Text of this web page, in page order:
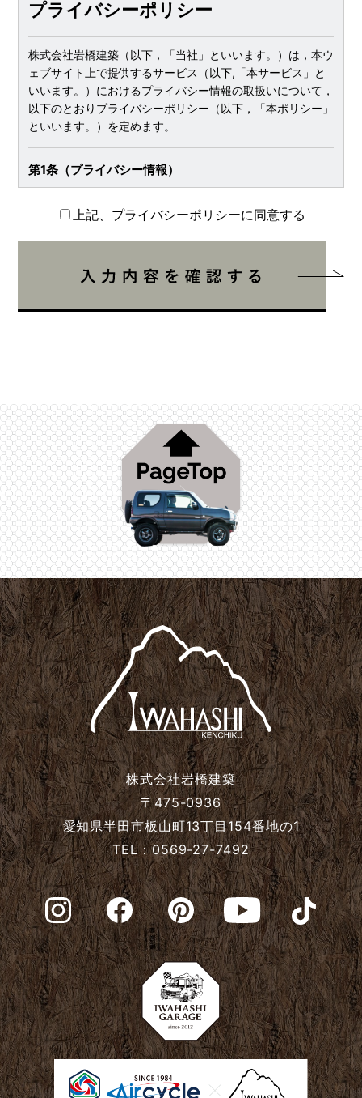
プライバシーポリシー
株式会社岩橋建築（以下，「当社」といいます。）は，本ウ
ェブサイト上で提供するサービス（以下,「本サービス」と
いいます。）におけるプライバシー情報の取扱いについて，
以下のとおりプライバシーポリシー（以下，「本ポリシー」
といいます。）を定めます。
第1条（プライバシー情報）
プライバシー情報のうち「個人情報」とは，個人情報保護法
にいう「個人情報」を指すものとし，生存する個人に関する
情報であって，当該情報に含まれる氏名，生年月日，住所，
きる情報を指します。
上記に定める「個人情報」以外のものをいい，ご利用いただ
報，端末の個体識別情報などを指します。
第２条（プライバシー情報の収集方法）
当社は，ユーザーが利用登録をする際に氏名，生年月日，住
所，電話番号，メールアドレス，銀行口座番号，クレジット
カード番号，運転免許証番号などの個人情報をお尋ねするこ
とがあります。また，ユーザーと提携先などとの間でなされ
たユーザーの個人情報を含む取引記録や，決済に関する情報
を当社の提携先（情報提供元，広告主，広告配信先などを含
みます。以下，｢提携先｣といいます。）などから収集するこ
とがあります。
当社は，ユーザーについて，利用したサービスやソフトウエ
ア，購入した商品，閲覧したページや広告の履歴，検索した
検索キーワード，利用日時，利用方法，利用環境（携帯端末
を通じてご利用の場合の当該端末の通信状態，利用に際して
の各種設定情報なども含みます），IPアドレス，クッキー情
報，位置情報，端末の個体識別情報などの履歴情報および特
性情報を，ユーザーが当社や提携先のサービスを利用しまた
はページを閲覧する際に収集します。
第３条（個人情報を収集・利用する目的）
当社が個人情報を収集・利用する目的は，以下のとおりで
す。
（1）ユーザーに自分の登録情報の閲覧や修正，利用状況の
閲覧を行っていただくために，氏名，住所，連絡先，支払方
法などの登録情報，利用されたサービスや購入された商品，
およびそれらの代金などに関する情報を表示する目的
（2）ユーザーにお知らせや連絡をするためにメールアドレ
スを利用する場合やユーザーに商品を送付したり必要に応じ
て連絡したりするため，氏名や住所などの連絡先情報を利用
する目的
（3）ユーザーの本人確認を行うために，氏名，生年月日，
住所，電話番号，銀行口座番号，クレジットカード番号，運
転免許証番号，配達証明付き郵便の到達結果などの情報を利
用する目的
（4）ユーザーに代金を請求するために，購入された商品名
上記、プライバシーポリシーに同意する
株式会社岩橋建築
〒475-0936
愛知県半田市板山町13丁目154番地の1
TEL：0569-27-7492